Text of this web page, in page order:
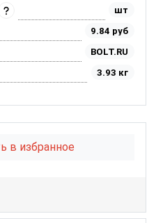
шт
9.84 руб
BOLT.RU
3.93 кг
в избранное